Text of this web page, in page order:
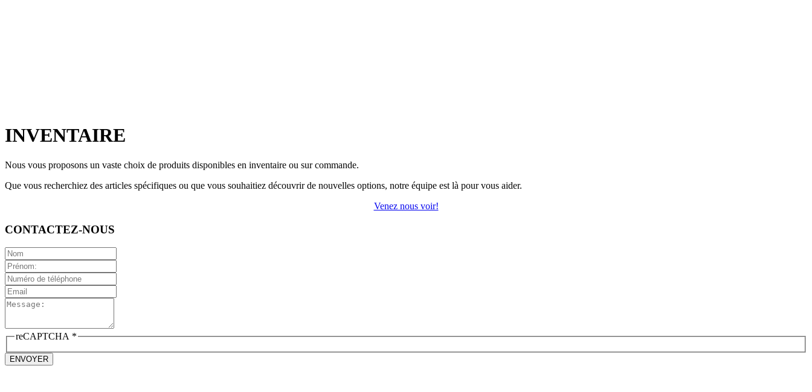
INVENTAIRE
Nous vous proposons un vaste choix de produits disponibles en inventaire ou sur commande.
Que vous recherchiez des articles spécifiques ou que vous souhaitiez découvrir de nouvelles options, notre équipe est là pour vous aider.
Venez nous voir!
CONTACTEZ-NOUS
reCAPTCHA *
ENVOYER